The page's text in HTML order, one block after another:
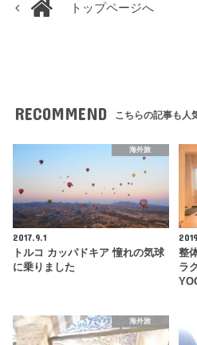
トップページへ
RECOMMEND こちらの記事も人
海外旅
2017.9.1
トルコ カッパドキア 憧れの気球
に乗りました
整
ラ
海外旅